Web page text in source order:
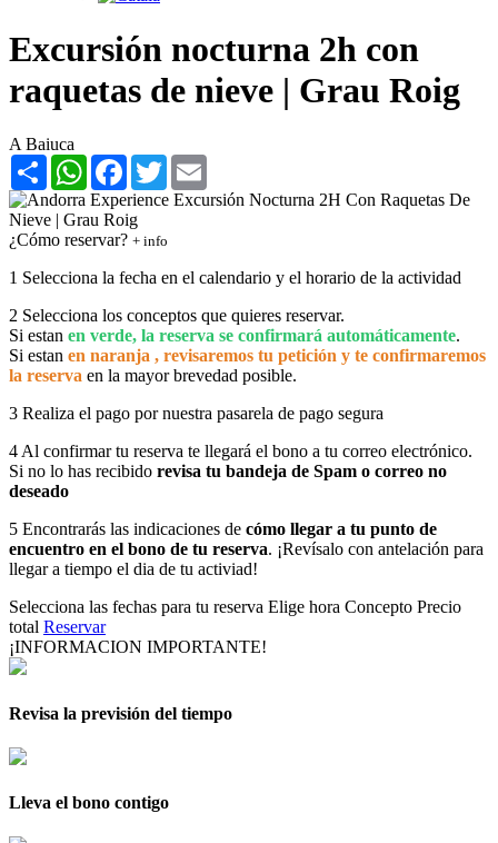
Excursión nocturna 2h con
raquetas de nieve | Grau Roig
A Baiuca
Share WhatsAppFacebook
Twitter
¿Cómo reservar? + info
1 Selecciona la fecha en el calendario y el horario de la actividad
2 Selecciona los conceptos que quieres reservar.
Si estan en verde, la reserva se confirmará automáticamente.
Si estan en naranja , revisaremos tu petición y te confirmaremos
la reserva en la mayor brevedad posible.
3 Realiza el pago por nuestra pasarela de pago segura
4Al confirmar tu reserva te llegará el bono a tu correo electrónico.
Si no lo has recibido revisa tu bandeja de Spam o correo no
deseado
5 Encontrarás las indicaciones de cómo llegar a tu punto de
encuentro en el bono de tu reserva. ¡Revísalo con antelación para
llegar a tiempo el dia de tu activiad!
Selecciona las fechas para tu reserva Elige hora Concepto Precio
total Reservar
¡INFORMACION IMPORTANTE!
Revisa la previsión del tiempo
Lleva el bono contigo